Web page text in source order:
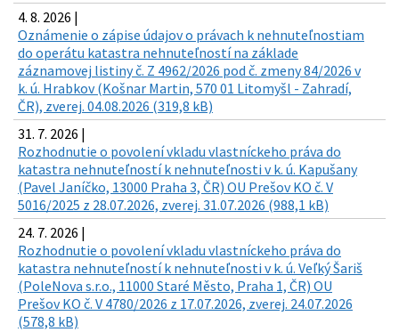
4. 8. 2026 |
Oznámenie o zápise údajov o právach k nehnuteľnostiam
do operátu katastra nehnuteľností na základe
záznamovej listiny č. Z 4962/2026 pod č. zmeny 84/2026 v
k. ú. Hrabkov (Košnar Martin, 570 01 Litomyšl - Zahradí,
ČR), zverej. 04.08.2026 (319,8 kB)
31. 7. 2026 |
Rozhodnutie o povolení vkladu vlastníckeho práva do
katastra nehnuteľností k nehnuteľnosti v k. ú. Kapušany
(Pavel Janíčko, 13000 Praha 3, ČR) OU Prešov KO č. V
5016/2025 z 28.07.2026, zverej. 31.07.2026 (988,1 kB)
24. 7. 2026 |
Rozhodnutie o povolení vkladu vlastníckeho práva do
katastra nehnuteľností k nehnuteľnosti v k. ú. Veľký Šariš
(PoleNova s.r.o., 11000 Staré Město, Praha 1, ČR) OU
Prešov KO č. V 4780/2026 z 17.07.2026, zverej. 24.07.2026
(578,8 kB)